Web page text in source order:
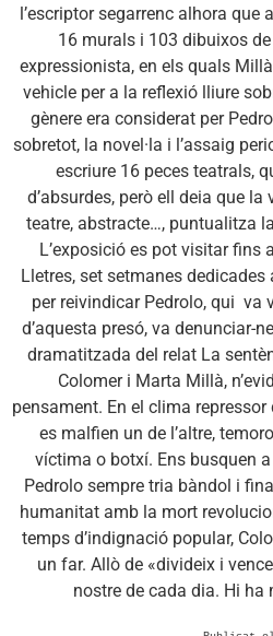
l’escriptor segarrenc alhora que
16 murals i 103 dibuixos
expressionista, en els quals
vehicle per a la reflexió lliure
gènere era considerat per
sobretot, la novel·la i l’assaig
escriure 16 peces teatrals,
d’absurdes, però ell deia que la
teatre, abstracte…, puntualitza
L’exposició es pot visitar fins
Lletres, set setmanes dedicades
per reivindicar Pedrolo, qui 
d’aquesta presó, va denunciar-
dramatitzada del relat La
Colomer i Marta Millà,
pensament. En el clima
es malfien un de l’altre,
víctima o botxí. Ens busquen
Pedrolo sempre tria bàndol i
humanitat amb la mort
temps d’indignació popular,
un far. Allò de «divideix i
nostre de cada dia. Hi ha